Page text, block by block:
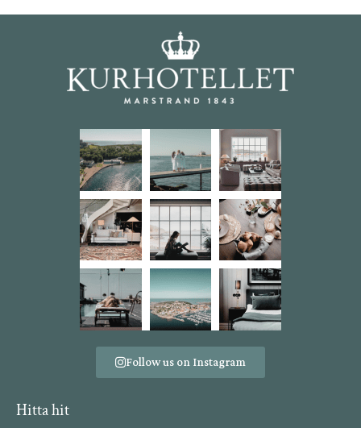
Follow us on Instagram
Hitta hit